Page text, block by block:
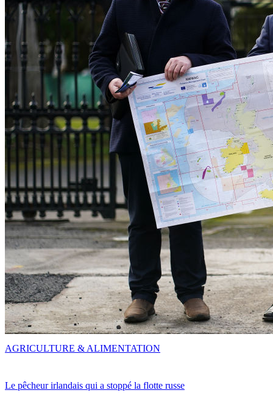
Le pêcheur irlandais qui a stoppé la flotte russe
AGRICULTURE & ALIMENTATION